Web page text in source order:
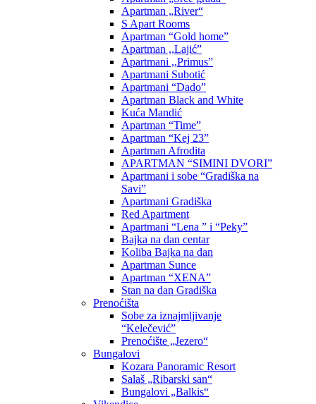
Apartman „River“
S Apart Rooms
Apartman “Gold home”
Apartman ,,Lajić”
Apartmani ,,Primus”
Apartmani Subotić
Apartmani “Dado”
Apartman Black and White
Kuća Mandić
Apartman “Time”
Apartman “Kej 23”
Apartman Afrodita
APARTMAN “SIMINI DVORI”
Apartmani i sobe “Gradiška na
Savi”
Apartmani Gradiška
Red Apartment
Apartmani “Lena ” i “Peky”
Bajka na dan centar
Koliba Bajka na dan
Apartman Sunce
Apartman “XENA”
Stan na dan Gradiška
Prenoćišta
Sobe za iznajmljivanje
“Kelečević”
Prenoćište „Jezero“
Bungalovi
Kozara Panoramic Resort
Salaš „Ribarski san“
Bungalovi „Balkis“